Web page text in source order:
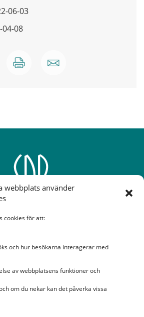
webbplats använder
cookies för att:
och hur besökarna interagerar med
av webbplatsens funktioner och
om du nekar kan det påverka vissa
06-03
08
138, 7 tr, 174 57 Sundbyberg
E-post:sdr@sdr.org
882600-2282